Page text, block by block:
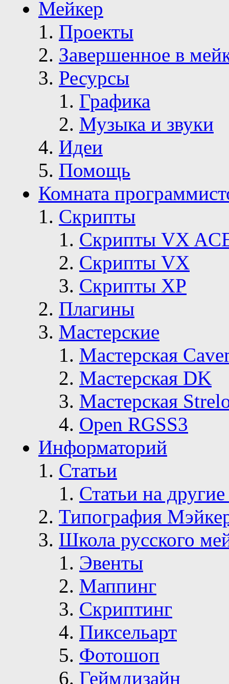
Мейкер
Проекты
Завершенное в
Ресурсы
Графика
Музыка и звуки
Идеи
Помощь
Комната
Скрипты
Скрипты VX
Скрипты VX
Скрипты ХР
Плагины
Мастерские
Мастерская
Мастерская DK
Мастерская
Open RGSS3
Информаторий
Статьи
Статьи на
Типография
Школа русского
Эвенты
Маппинг
Скриптинг
Пиксельарт
Фотошоп
Геймдизайн